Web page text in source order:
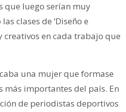
que luego serían muy
clases de ‘Diseño e
en cada trabajo que
una mujer que formase
importantes del país. En
de periodistas deportivos